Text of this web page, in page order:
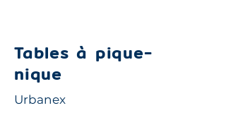
Tables à pique-
nique
Urbanex